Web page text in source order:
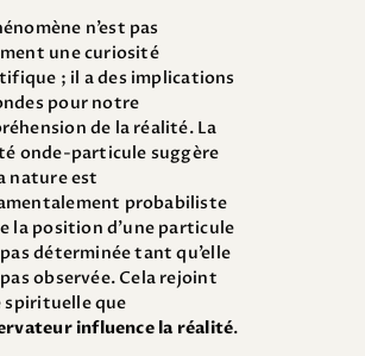
n’est pas
une curiosité
; il a des implications
pour notre
de la réalité. La
onde-particule suggère
nature est
probabiliste
la position d’une particule
pas déterminée tant qu’elle
pas observée. Cela rejoint
spirituelle que
influence la réalité.